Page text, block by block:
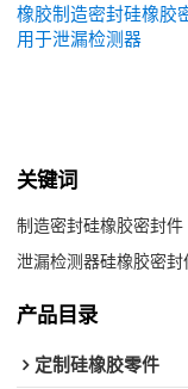
橡胶制造密封硅橡胶
用于泄漏检测器
关键词
制造密封硅橡胶密封件
泄漏检测器硅橡胶密封
产品目录
定制硅橡胶零件